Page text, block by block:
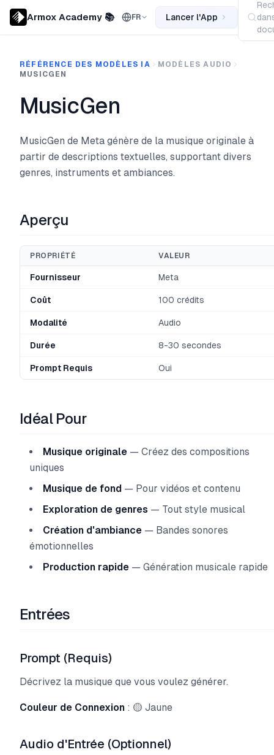
Armox Academy 📚 FR Lancer l'App
RÉFÉRENCE DES MODÈLES IA
MODÈLES AUDIO
MUSICGEN
MusicGen
MusicGen de Meta génère de la musique originale à
partir de descriptions textuelles, supportant divers
genres, instruments et ambiances.
Aperçu
PROPRIÉTÉ VALEUR
Fournisseur Meta
Coût 100 crédits
Modalité Audio
Durée 8-30 secondes
Prompt Requis Oui
Idéal Pour
Musique originale — Créez des compositions
uniques
Musique de fond — Pour vidéos et contenu
Exploration de genres — Tout style musical
Création d'ambiance — Bandes sonores
émotionnelles
Production rapide — Génération musicale rapide
Entrées
Prompt (Requis)
Décrivez la musique que vous voulez générer.
Couleur de Connexion : 🟡 Jaune
Audio d'Entrée (Optionnel)